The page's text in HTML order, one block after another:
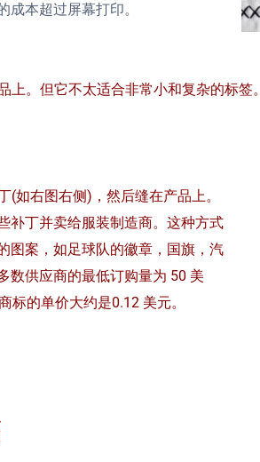
成本超过屏幕打印。
上。但它不太适合非常小和复杂的标签。
(如右图右侧)，然后缝在产品上。
补丁并卖给服装制造商。这种方式
图案，如足球队的徽章，国旗，汽
数供应商的最低订购量为 50 美
标的单价大约是0.12 美元。